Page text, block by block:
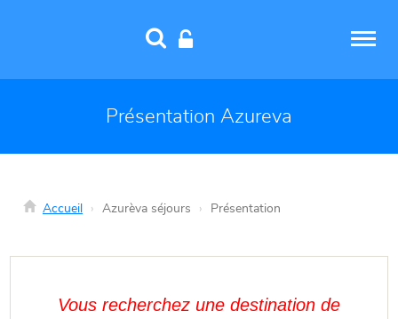
Présentation Azureva
Accueil Azurèva séjours Présentation
Vous recherchez une destination de